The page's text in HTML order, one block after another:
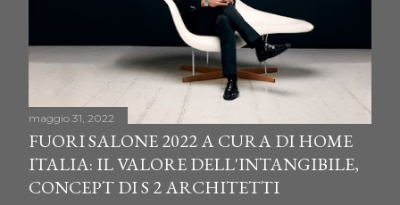
maggio 31, 2022
FUORI SALONE 2022 A CURA DI HOME
ITALIA: IL VALORE DELL'INTANGIBILE,
CONCEPT DI S 2 ARCHITETTI